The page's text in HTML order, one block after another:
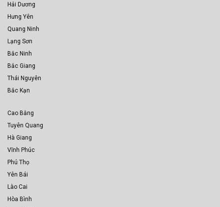
Hải Dương
Hưng Yên
Quang Ninh
Lạng Sơn
Bắc Ninh
Bắc Giang
Thái Nguyên
Bắc Kạn
Cao Bằng
Tuyên Quang
Hà Giang
Vĩnh Phúc
Phú Thọ
Yên Bái
Lào Cai
Hòa Bình